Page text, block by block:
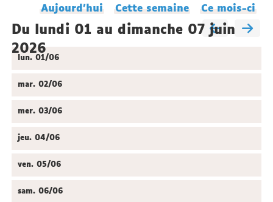
laboratoireAujourd'hui Cette semaine Ce mois-ci
du lundi 01 au dimanche 07 juin
2026
lun.01/06
mar.02/06
mer.03/06
jeu.04/06
ven.05/06
sam.06/06